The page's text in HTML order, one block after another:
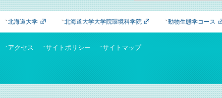
ー
シ
ョ
ン
北海道大学 北海道大学大学院環境科学院 動物生態学コース
アクセス サイトポリシー サイトマップ